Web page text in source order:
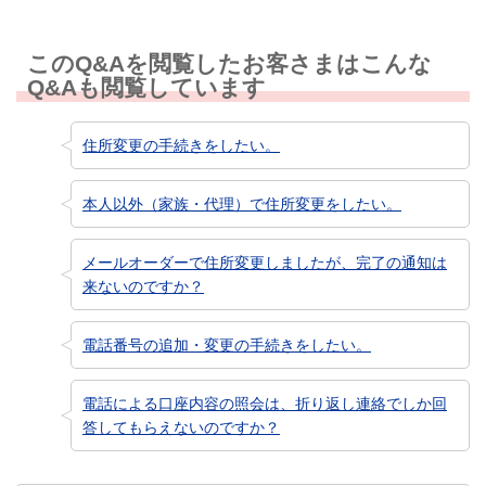
このQ&Aを閲覧したお客さまはこんな
Q&Aも閲覧しています
住所変更の手続きをしたい。
本人以外（家族・代理）で住所変更をしたい。
メールオーダーで住所変更しましたが、完了の通知は
来ないのですか？
電話番号の追加・変更の手続きをしたい。
電話による口座内容の照会は、折り返し連絡でしか回
答してもらえないのですか？